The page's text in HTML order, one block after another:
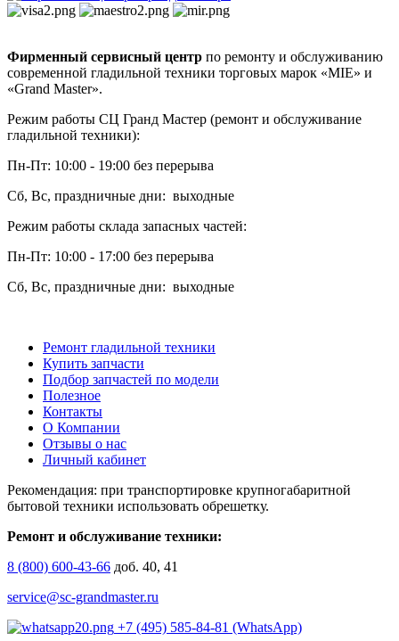
Фирменный сервисный центр по ремонту и обслуживанию
современной гладильной техники торговых марок «MIE» и
«Grand Master».
Режим работы СЦ Гранд Мастер (ремонт и обслуживание
гладильной техники):
Пн-Пт: 10:00 - 19:00 без перерыва
Сб, Вс, праздничные дни: выходные
Режим работы склада запасных частей:
Пн-Пт: 10:00 - 17:00 без перерыва
Сб, Вс, праздничные дни: выходные
Ремонт гладильной техники
Купить запчасти
Подбор запчастей по модели
Полезное
Контакты
О Компании
Отзывы о нас
Личный кабинет
Рекомендация: при транспортировке крупногабаритной
бытовой техники использовать обрешетку.
Ремонт и обслуживание техники:
8 (800) 600-43-66 доб. 40, 41
service@sc-grandmaster.ru
+7 (495) 585-84-81 (WhatsApp)